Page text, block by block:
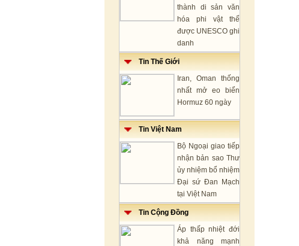
thành di sản văn
hóa phi vật thể
được UNESCO ghi
danh
Tin Thế Giới
Iran, Oman thống
nhất mở eo biển
Hormuz 60 ngày
Tin Việt Nam
Bộ Ngoại giao tiếp
nhận bản sao Thư
ủy nhiệm bổ nhiệm
Đại sứ Đan Mạch
tại Việt Nam
Tin Cộng Đồng
Áp thấp nhiệt đới
khả năng mạnh